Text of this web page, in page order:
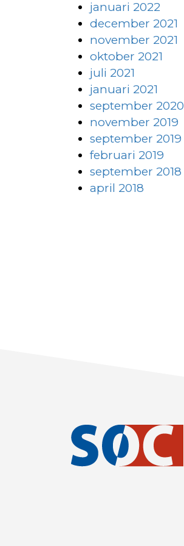
januari 2022
december 2021
november 2021
oktober 2021
juli 2021
januari 2021
september 2020
november 2019
september 2019
februari 2019
september 2018
april 2018